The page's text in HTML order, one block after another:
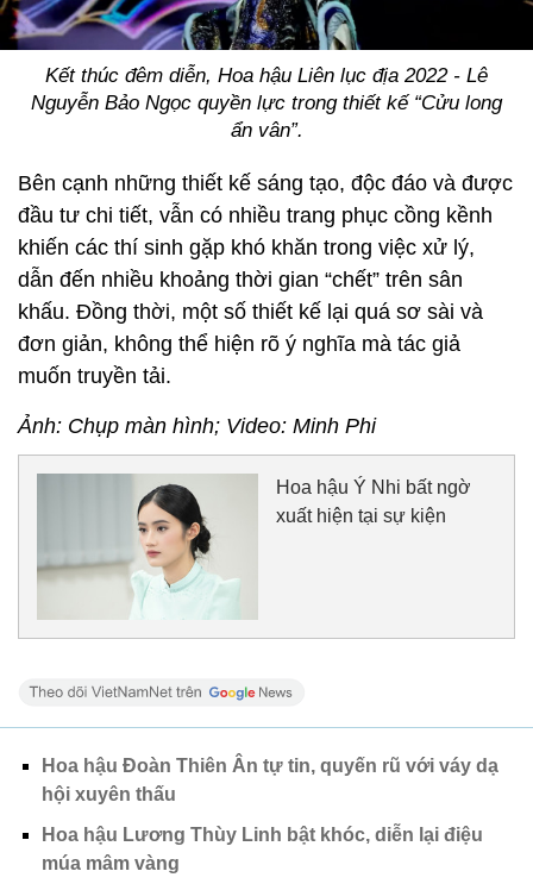
Kết thúc đêm diễn, Hoa hậu Liên lục địa 2022 - Lê
Nguyễn Bảo Ngọc quyền lực trong thiết kế “Cửu long
ẩn vân”.
Bên cạnh những thiết kế sáng tạo, độc đáo và được
đầu tư chi tiết, vẫn có nhiều trang phục cồng kềnh
khiến các thí sinh gặp khó khăn trong việc xử lý,
dẫn đến nhiều khoảng thời gian “chết” trên sân
khấu. Đồng thời, một số thiết kế lại quá sơ sài và
đơn giản, không thể hiện rõ ý nghĩa mà tác giả
muốn truyền tải.
Ảnh: Chụp màn hình; Video: Minh Phi
Hoa hậu Ý Nhi bất ngờ
xuất hiện tại sự kiện
Hoa hậu Đoàn Thiên Ân tự tin, quyến rũ với váy dạ
hội xuyên thấu
Hoa hậu Lương Thùy Linh bật khóc, diễn lại điệu
múa mâm vàng